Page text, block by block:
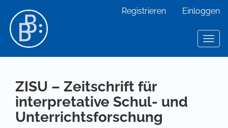
Hauptinhalt
Sidebar
Registrieren Einloggen
ZISU – Zeitschrift für
interpretative Schul- und
Unterrichtsforschung